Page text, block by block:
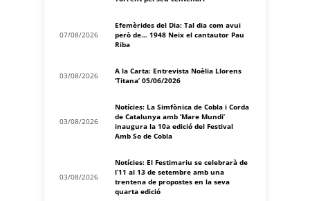
07/08/2026
Efemèrides del Dia: Tal dia com avui
però de… 1948 Neix el cantautor Pau
Riba
03/08/2026
A la Carta: Entrevista Noèlia Llorens
‘Titana’ 05/06/2026
03/08/2026
Notícies: La Simfònica de Cobla i Corda
de Catalunya amb ‘Mare Mundi’
inaugura la 10a edició del Festival
Amb So de Cobla
03/08/2026
Notícies: El Festimariu se celebrarà de
l’11 al 13 de setembre amb una
trentena de propostes en la seva
quarta edició